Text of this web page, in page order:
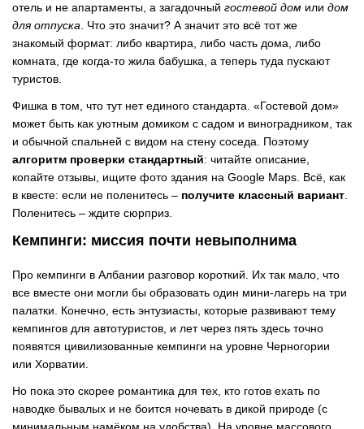
отель и не апартаменты, а загадочный гостевой дом или дом
для отпуска . Что это значит? А значит это всё тот же
знакомый формат: либо квартира, либо часть дома, либо
комната, где когда-то жила бабушка, а теперь туда пускают
туристов.
Фишка в том, что тут нет единого стандарта. «Гостевой дом»
может быть как уютным домиком с садом и виноградником, так
и обычной спальней с видом на стену соседа. Поэтому
алгоритм проверки стандартный: читайте описание,
копайте отзывы, ищите фото здания на Google Maps. Всё, как
в квесте: если не поленитесь – получите классный вариант
Поленитесь – ждите сюрприз.
Кемпинги: миссия почти невыполнима
Про кемпинги в Албании разговор короткий. Их так мало, что
все вместе они могли бы образовать один мини-лагерь на три
палатки. Конечно, есть энтузиасты, которые развивают тему
кемпингов для автотуристов, и лет через пять здесь точно
появятся цивилизованные кемпинги на уровне Черногории
или Хорватии.
Но пока это скорее романтика для тех, кто готов ехать по
наводке бывалых и не боится ночевать в дикой природе (с